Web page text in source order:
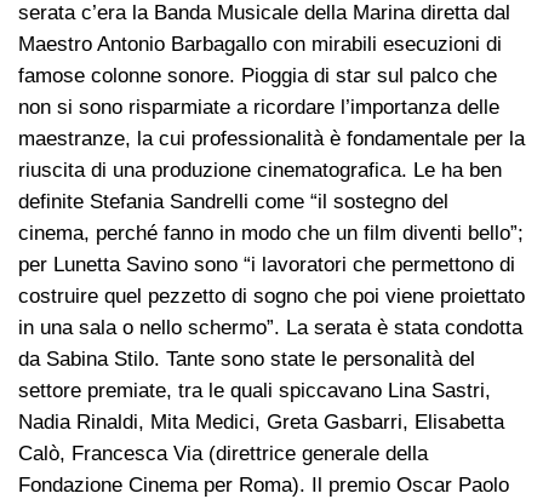
serata c’era la Banda Musicale della Marina diretta dal
Maestro Antonio Barbagallo con mirabili esecuzioni di
famose colonne sonore. Pioggia di star sul palco che
non si sono risparmiate a ricordare l’importanza delle
maestranze, la cui professionalità è fondamentale per la
riuscita di una produzione cinematografica. Le ha ben
definite Stefania Sandrelli come “il sostegno del
cinema, perché fanno in modo che un film diventi bello”;
per Lunetta Savino sono “i lavoratori che permettono di
costruire quel pezzetto di sogno che poi viene proiettato
in una sala o nello schermo”. La serata è stata condotta
da Sabina Stilo. Tante sono state le personalità del
settore premiate, tra le quali spiccavano Lina Sastri,
Nadia Rinaldi, Mita Medici, Greta Gasbarri, Elisabetta
Calò, Francesca Via (direttrice generale della
Fondazione Cinema per Roma). Il premio Oscar Paolo